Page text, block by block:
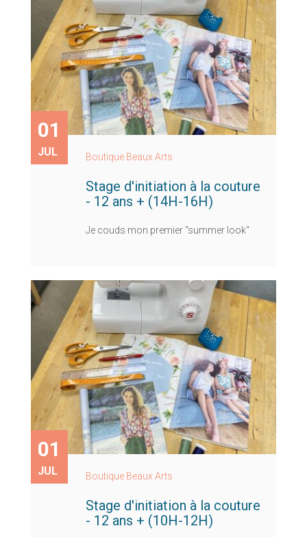
01
JUL Boutique Beaux Arts
Stage d'initiation à la couture
- 12 ans + (14H-16H)
Je couds mon premier "summer look"
01
JUL Boutique Beaux Arts
Stage d'initiation à la couture
- 12 ans + (10H-12H)